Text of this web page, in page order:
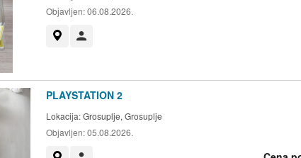
Objavljen:06.08.2026.
PLAYSTATION 2
Lokacija:Grosuplje, Grosuplje
Objavljen:05.08.2026.